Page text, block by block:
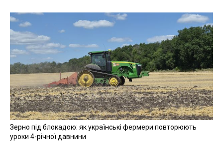
Зерно під блокадою: як українські фермери повторюють
уроки 4-річної давнини